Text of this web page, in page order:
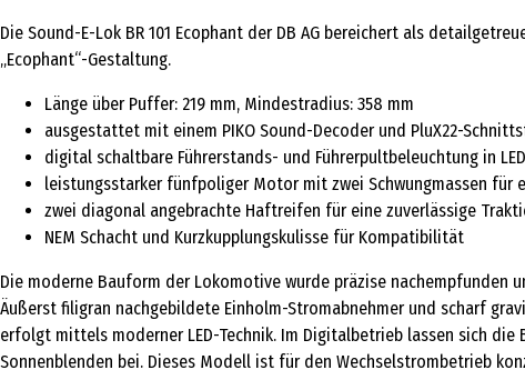
Die Sound-E-Lok BR 101 Ecophant der DB AG bereichert als
„Ecophant“-Gestaltung.
Länge über Puffer: 219 mm, Mindestradius: 358 mm
ausgestattet mit einem PIKO Sound-Decoder und PluX22-
digital schaltbare Führerstands- und Führerpultbeleuchtung in
leistungsstarker fünfpoliger Motor mit zwei Schwungmassen für
zwei diagonal angebrachte Haftreifen für eine zuverlässige
NEM Schacht und Kurzkupplungskulisse für Kompatibilität
Die moderne Bauform der Lokomotive wurde präzise nachempfunden
Äußerst filigran nachgebildete Einholm-Stromabnehmer und scharf
erfolgt mittels moderner LED-Technik. Im Digitalbetrieb lassen sich
Sonnenblenden bei. Dieses Modell ist für den Wechselstrombetrieb